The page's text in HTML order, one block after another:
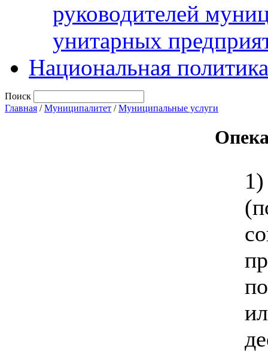
руководителей
унитарных
Национальная политика
Поиск
Главная /Муниципалитет /Муниципальные услуги